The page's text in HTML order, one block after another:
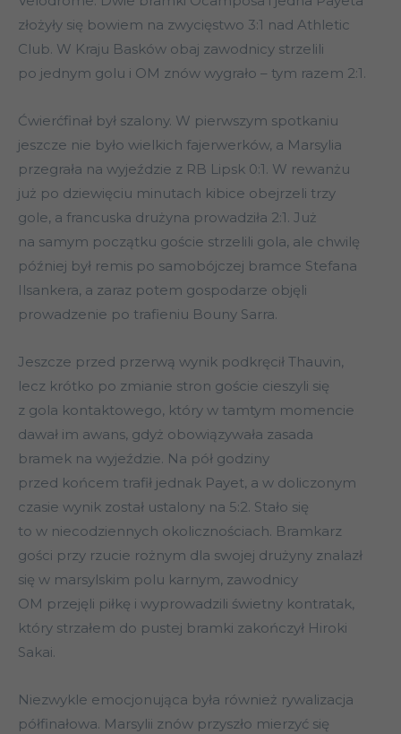
złożyły się bowiem na zwycięstwo 3:1 nad Athletic
Club. W Kraju Basków obaj zawodnicy strzelili
po jednym golu i OM znów wygrało – tym razem 2:1.
Ćwierćfinał był szalony. W pierwszym spotkaniu
jeszcze nie było wielkich fajerwerków, a Marsylia
przegrała na wyjeździe z RB Lipsk 0:1. W rewanżu
już po dziewięciu minutach kibice obejrzeli trzy
gole, a francuska drużyna prowadziła 2:1. Już
na samym początku goście strzelili gola, ale chwilę
później był remis po samobójczej bramce Stefana
Ilsankera, a zaraz potem gospodarze objęli
prowadzenie po trafieniu Bouny Sarra.
Jeszcze przed przerwą wynik podkręcił Thauvin,
lecz krótko po zmianie stron goście cieszyli się
z gola kontaktowego, który w tamtym momencie
dawał im awans, gdyż obowiązywała zasada
bramek na wyjeździe. Na pół godziny
przed końcem trafił jednak Payet, a w doliczonym
czasie wynik został ustalony na 5:2. Stało się
to w niecodziennych okolicznościach. Bramkarz
gości przy rzucie rożnym dla swojej drużyny znalazł
się w marsylskim polu karnym, zawodnicy
OM przejęli piłkę i wyprowadzili świetny kontratak,
który strzałem do pustej bramki zakończył Hiroki
Sakai.
Niezwykle emocjonująca była również rywalizacja
półfinałowa. Marsylii znów przyszło mierzyć się